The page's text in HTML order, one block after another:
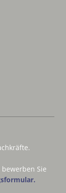
bewerben Sie